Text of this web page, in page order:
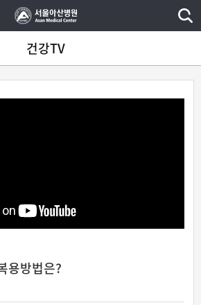
건강TV
용방법은?